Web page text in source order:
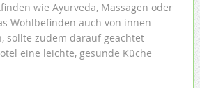
wie Ayurveda, Massagen oder
Wohlbefinden auch von innen
sollte zudem darauf geachtet
eine leichte, gesunde Küche